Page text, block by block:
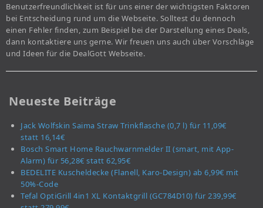
Benutzerfreundlichkeit ist für uns einer der wichtigsten Faktoren
bei Entscheidung rund um die Webseite. Solltest du dennoch
einen Fehler finden, zum Beispiel bei der Darstellung eines Deals,
dann kontaktiere uns gerne. Wir freuen uns auch über Vorschläge
und Ideen für die DealGott Webseite.
Neueste Beiträge
Jack Wolfskin Saima Straw Trinkflasche (0,7 l) für 11,09€
statt 16,14€
Bosch Smart Home Rauchwarnmelder II (smart, mit App-
Alarm) für 56,28€ statt 62,95€
BEDELITE Kuscheldecke (Flanell, Karo-Design) ab 6,99€ mit
50%-Code
Tefal OptiGrill 4in1 XL Kontaktgrill (GC784D10) für 239,99€